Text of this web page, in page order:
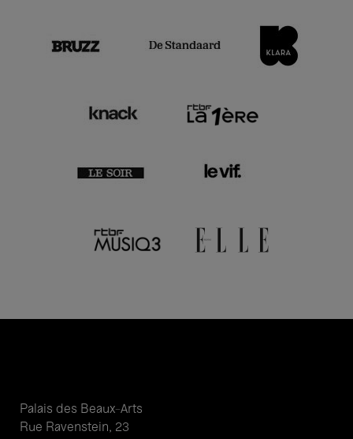
Palais des Beaux-Arts
Rue Ravenstein, 23